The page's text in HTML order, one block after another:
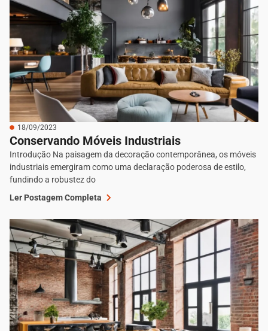
18/09/2023
Conservando Móveis Industriais
Introdução Na paisagem da decoração contemporânea, os móveis
industriais emergiram como uma declaração poderosa de estilo,
fundindo a robustez do
Ler Postagem Completa